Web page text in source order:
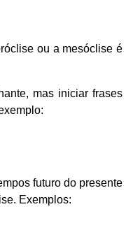
ou a mesóclise é
mas iniciar frases
futuro do presente
Exemplos: